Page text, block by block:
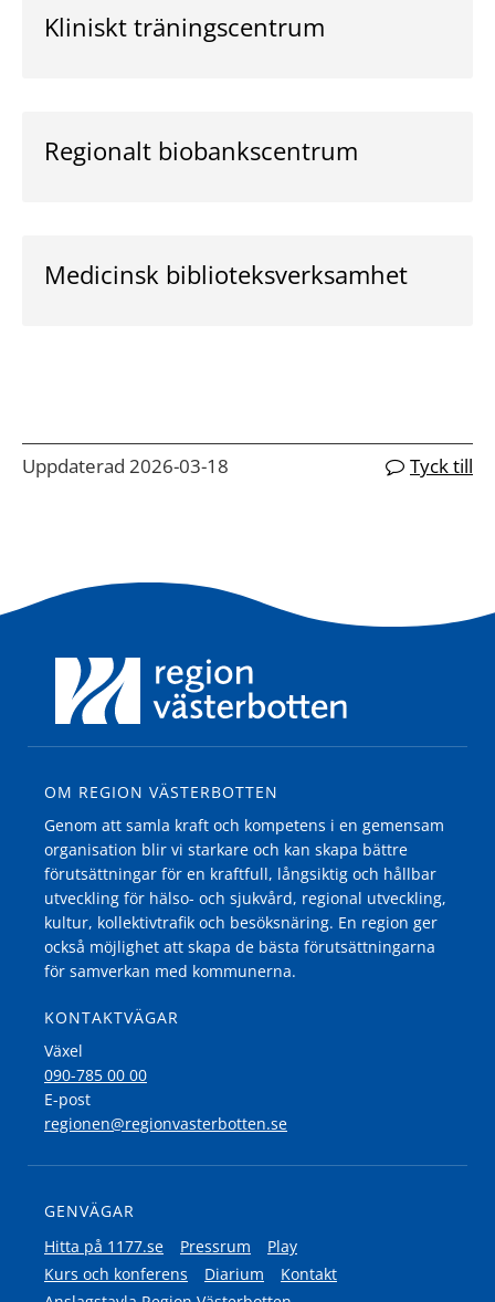
Kliniskt träningscentrum
Regionalt biobankscentrum
Medicinsk biblioteksverksamhet
Uppdaterad 2026-03-18 Tyck till
OM REGION VÄSTERBOTTEN
Genom att samla kraft och kompetens i en gemensam
organisation blir vi starkare och kan skapa bättre
förutsättningar för en kraftfull, långsiktig och hållbar
utveckling för hälso- och sjukvård, regional utveckling,
kultur, kollektivtrafik och besöksnäring. En region ger
också möjlighet att skapa de bästa förutsättningarna
för samverkan med kommunerna.
KONTAKTVÄGAR
Växel
090-785 00 00
E-post
regionen@regionvasterbotten.se
GENVÄGAR
Hitta på 1177.se
Pressrum
Play
Kurs och konferens
Diarium
Kontakt